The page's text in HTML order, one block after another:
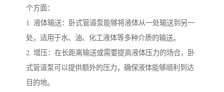
个方面：
1. 液体输送：卧式管道泵能够将液体从一处输送到另一
处，适用于水、油、化工液体等多种介质的输送。
2. 增压：在长距离输送或需要提高液体压力的场合，卧
式管道泵可以提供额外的压力，确保液体能够顺利到达
目的地。